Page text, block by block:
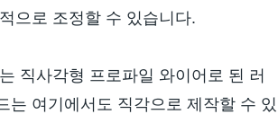
으로 조정할 수 있습니다.
직사각형 프로파일 와이어로 된 러
는 여기에서도 직각으로 제작할 수 있